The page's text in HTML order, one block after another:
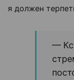
я должен
—